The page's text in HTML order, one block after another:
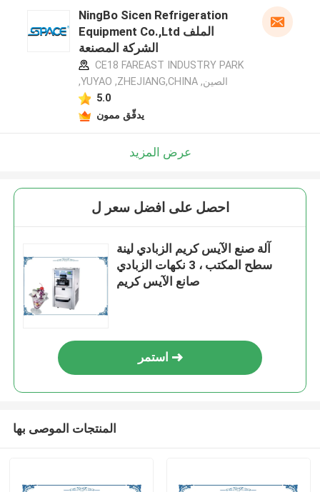
NingBo Sicen Refrigeration
Equipment Co.,Ltd الملف
الشركة المصنعة
CE18 FAREAST INDUSTRY PARK
,YUYAO ,ZHEJIANG,CHINA ,الصين
5.0
يدقّق ممون
عرض المزيد
احصل على افضل سعر ل
آلة صنع الآيس كريم الزبادي لينة
سطح المكتب ، 3 نكهات الزبادي
صانع الآيس كريم
استمر
المنتجات الموصى بها